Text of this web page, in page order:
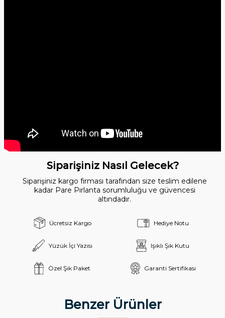
Siparişiniz Nasıl Gelecek?
Siparişiniz kargo firması tarafından size teslim edilene
kadar Pare Pırlanta sorumluluğu ve güvencesi
altındadır.
Ücretsiz Kargo Hediye Notu
Yüzük İçi Yazısı Işıklı Şık Kutu
Özel Şık Paket Garanti Sertifikası
Benzer Ürünler